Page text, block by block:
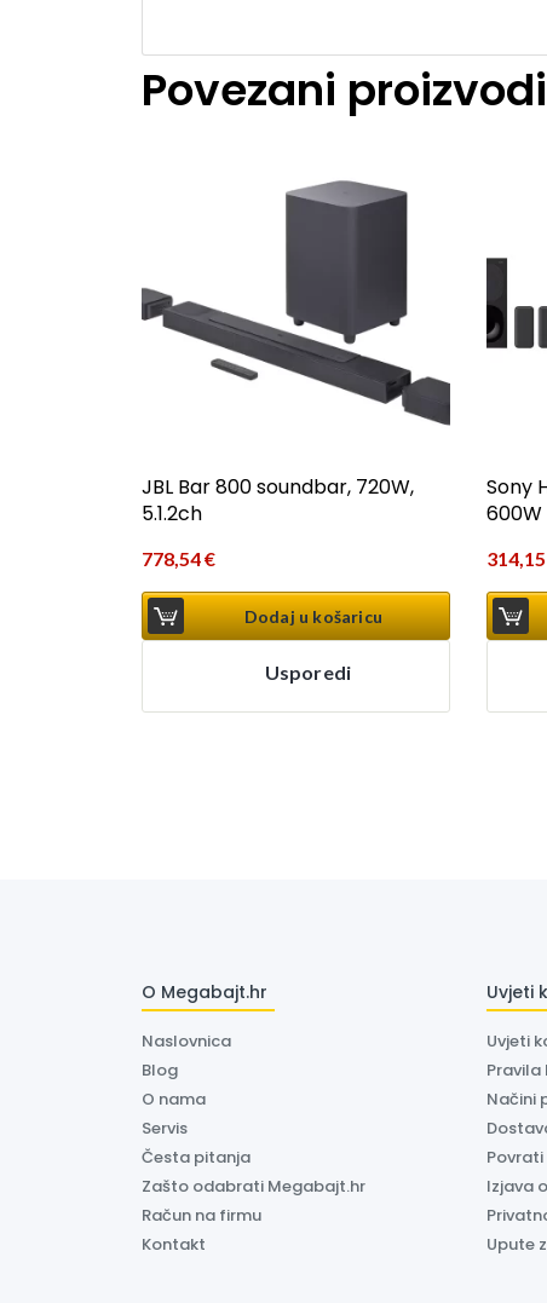
Povezani proizvodi
JBL Bar 800 soundbar, 720W,
5.1.2ch
778,54€
Dodaj u košaricu
Usporedi
Sony
600W
314,15
O Megabajt.hr
Naslovnica
Blog
O nama
Servis
Česta pitanja
Zašto odabrati Megabajt.hr
Račun na firmu
Kontakt
Uvjeti
Uvjeti
Pravila
Načini
Izjava
Upute